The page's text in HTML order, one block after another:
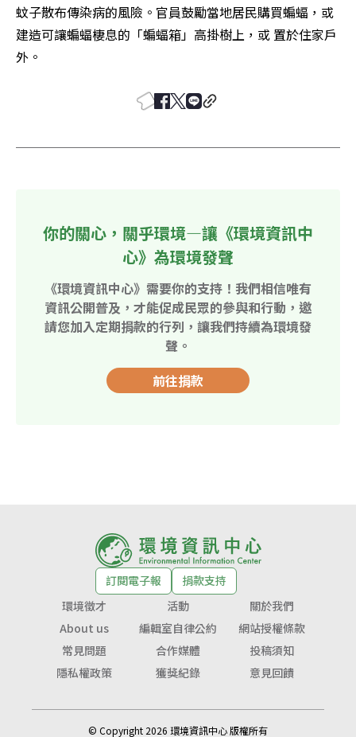
蚊子散布傳染病的風險。官員鼓勵當地居民購買蝙蝠，或
建造可讓蝙蝠棲息的「蝙蝠箱」高掛樹上，或 置於住家戶
外。
你的關心，關乎環境—讓《環境資訊中
心》為環境發聲
《環境資訊中心》需要你的支持！我們相信唯有
資訊公開普及，才能促成民眾的參與和行動，邀
請您加入定期捐款的行列，讓我們持續為環境發
聲。
前往捐款
訂閱電子報
捐款支持
環境徵才
活動
關於我們
About us
編輯室自律公約
網站授權條款
常見問題
合作媒體
投稿須知
隱私權政策
獲獎紀錄 意見回饋
© Copyright 2026 環境資訊中心 版權所有